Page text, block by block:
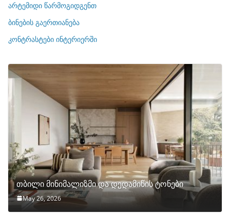
ბ
ი
არტემიდი წარმოგიდგენთ
ბინების გაერთიანება
კონტრასტები ინტერიერში
თბილი მინიმალიზმი და დედამიწის ტონები
May 26, 2026